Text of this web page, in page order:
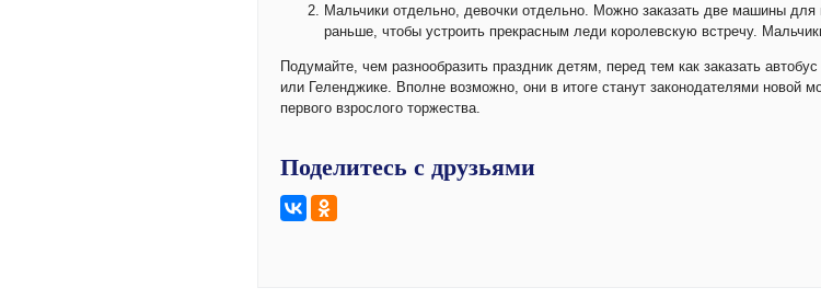
Мальчики отдельно, девочки отдельно. Можно заказать две машины
раньше, чтобы устроить прекрасным леди королевскую встречу.
Подумайте, чем разнообразить праздник детям, перед тем как заказать
или Геленджике. Вполне возможно, они в итоге станут законодателями новой
первого взрослого торжества.
Поделитесь с друзьями